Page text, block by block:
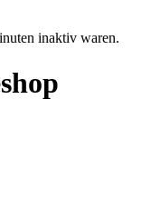
inaktiv waren.